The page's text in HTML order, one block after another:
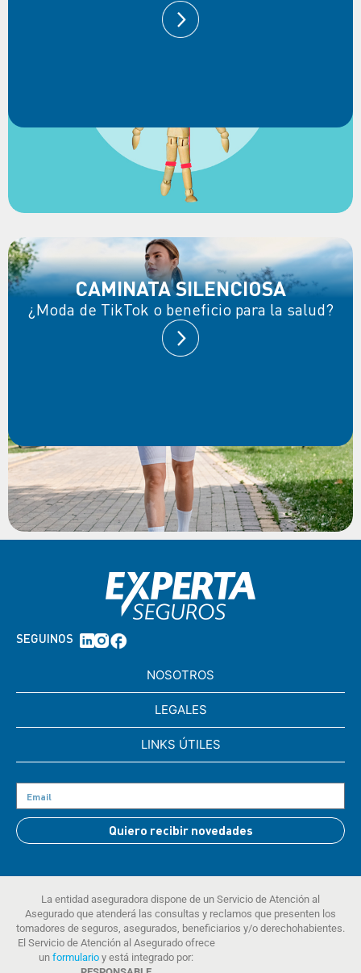
CAMINATA SILENCIOSA
¿Moda de TikTok o beneficio para la salud?
SEGUINOS
NOSOTROS
LEGALES
LINKS ÚTILES
Quiero recibir novedades
La entidad aseguradora dispone de un Servicio de Atención al
Asegurado que atenderá las consultas y reclamos que presenten los
tomadores de seguros, asegurados, beneficiarios y/o derechohabientes.
El Servicio de Atención al Asegurado ofrece
un formulario y está integrado por: